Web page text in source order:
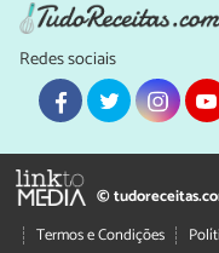
Redes sociais
©
Termos e Condições